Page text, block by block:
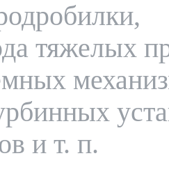
тяжелых
и т. п.